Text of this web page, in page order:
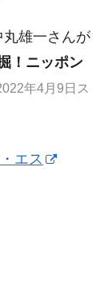
雄一さんが
！ニッポン
年4月9日ス
エス